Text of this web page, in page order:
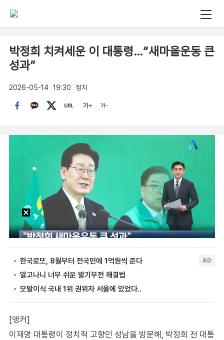
박정희 치켜세운 이 대통령…“새마을운동 큰
성과”
2026-05-14 19:30 정치
[앵커]
이재명 대통령이 정치적 고향인 성남을 방문해, 박정희 전 대통